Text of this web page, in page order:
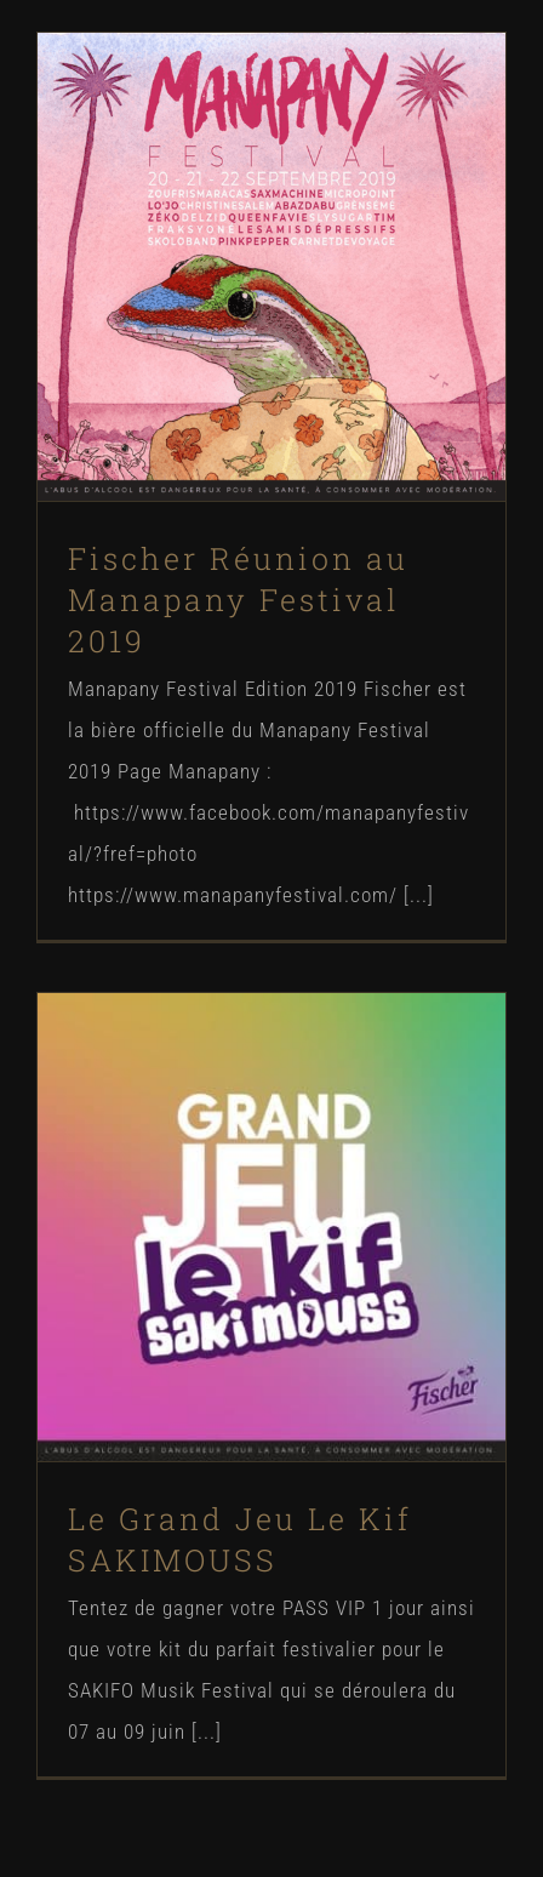
Fischer Réunion au Manapany
Festival 2019
Blog Concerts Évènements Festivals
Fischer Réunion au
Manapany Festival
2019
Manapany Festival Edition 2019 Fischer est
la bière officielle du Manapany Festival
2019 Page Manapany :
https://www.facebook.com/manapanyfestiv
al/?fref=photo
https://www.manapanyfestival.com/ [...]
Le Grand Jeu Le Kif SAKIMOUSS
Évènements Festivals News
Le Grand Jeu Le Kif
SAKIMOUSS
Tentez de gagner votre PASS VIP 1 jour ainsi
que votre kit du parfait festivalier pour le
SAKIFO Musik Festival qui se déroulera du
07 au 09 juin [...]